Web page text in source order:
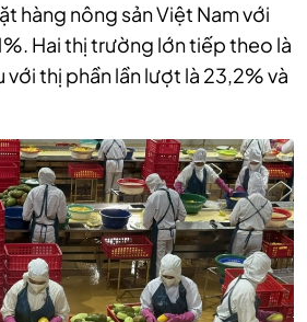
hàng nông sản Việt Nam với
Hai thị trường lớn tiếp theo là
với thị phần lần lượt là 23,2% và